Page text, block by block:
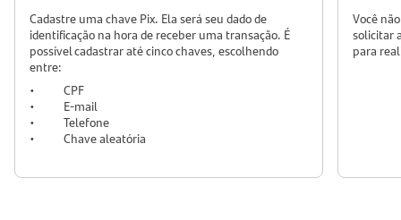
Cadastre uma chave Pix. Ela será seu dado de
identificação na hora de receber uma transação. É
possível cadastrar até cinco chaves, escolhendo
entre:
•
CPF
•
E-mail
•
Telefone
•
Chave aleatória
Você
solicitar
para